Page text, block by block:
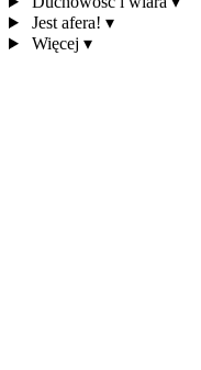
Jest afera! ▾
Więcej ▾